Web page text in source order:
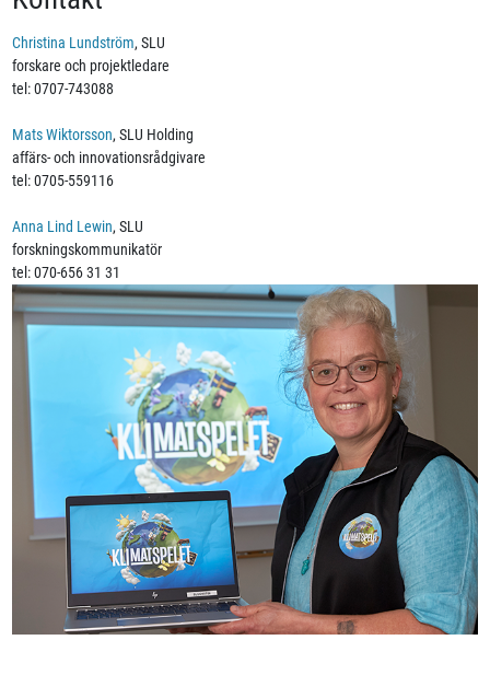
Christina Lundström, SLU
forskare och projektledare
tel: 0707-743088
Mats Wiktorsson, SLU Holding
affärs- och innovationsrådgivare
tel: 0705-559116
Anna Lind Lewin, SLU
forskningskommunikatör
tel: 070-656 31 31